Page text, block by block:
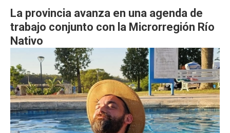
La provincia avanza en una agenda de
trabajo conjunto con la Microrregión Río
Nativo